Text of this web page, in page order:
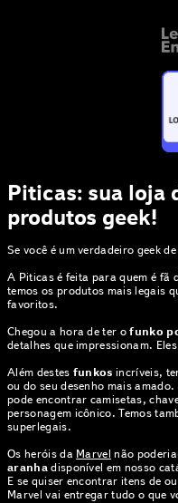
Piticas: sua loja
produtos geek!
Se você é um verdadeiro geek
A Piticas é feita para quem é fã
temos os produtos mais legais
favoritos.
Chegou a hora de ter ofunko
detalhes que impressionam.
Além destes funkos incríveis,
ou do seu desenho mais
pode encontrar camisetas,
personagem icônico. Temos
superlegais.
Os heróis da Marvel não
aranhadisponível em nosso
E se quiser encontrar itens de
Marvel vai entregar tudo o que